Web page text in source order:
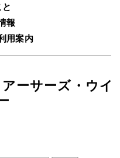
報
用案内
アーサーズ・ウイ